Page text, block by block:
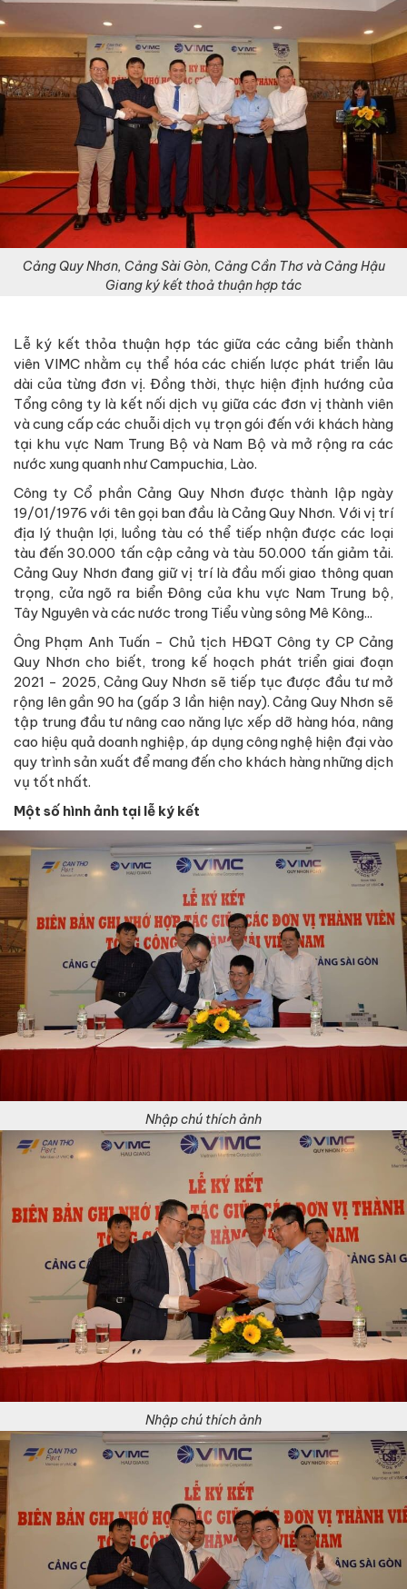
Cảng Quy Nhơn, Cảng Sài Gòn, Cảng Cần Thơ và Cảng Hậu
Giang ký kết thoả thuận hợp tác
Lễ ký kết thỏa thuận hợp tác giữa các cảng biển thành
viên VIMC nhằm cụ thể hóa các chiến lược phát triển lâu
dài của từng đơn vị. Đồng thời, thực hiện định hướng của
Tổng công ty là kết nối dịch vụ giữa các đơn vị thành viên
và cung cấp các chuỗi dịch vụ trọn gói đến với khách hàng
tại khu vực Nam Trung Bộ và Nam Bộ và mở rộng ra các
nước xung quanh như Campuchia, Lào.
Công ty Cổ phần Cảng Quy Nhơn được thành lập ngày
19/01/1976 với tên gọi ban đầu là Cảng Quy Nhơn. Với vị trí
địa lý thuận lợi, luồng tàu có thể tiếp nhận được các loại
tàu đến 30.000 tấn cập cảng và tàu 50.000 tấn giảm tải.
Cảng Quy Nhơn đang giữ vị trí là đầu mối giao thông quan
trọng, cửa ngõ ra biển Đông của khu vực Nam Trung bộ,
Tây Nguyên và các nước trong Tiểu vùng sông Mê Kông...
Ông Phạm Anh Tuấn - Chủ tịch HĐQT Công ty CP Cảng
Quy Nhơn cho biết, trong kế hoạch phát triển giai đoạn
2021 - 2025, Cảng Quy Nhơn sẽ tiếp tục được đầu tư mở
rộng lên gần 90 ha (gấp 3 lần hiện nay). Cảng Quy Nhơn sẽ
tập trung đầu tư nâng cao năng lực xếp dỡ hàng hóa, nâng
cao hiệu quả doanh nghiệp, áp dụng công nghệ hiện đại vào
quy trình sản xuất để mang đến cho khách hàng những dịch
vụ tốt nhất.
Một số hình ảnh tại lễ ký kết
Nhập chú thích ảnh
Nhập chú thích ảnh